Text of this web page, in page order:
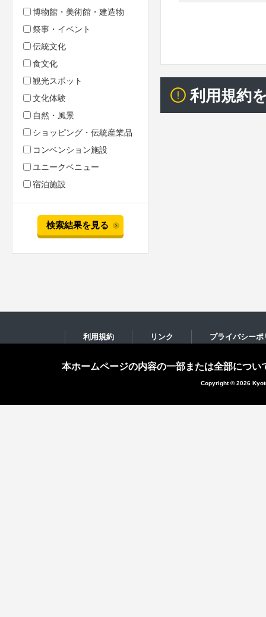
博物館・美術館・建造物
祭事・イベント
伝統文化
食文化
観光スポット
文化体験
自然・風景
ショッピング・伝統産業品
コンベンション施設
ユニークベニュー
宿泊施設
検索結果を見る
利用規約
利用規約 リンク プライバシーポ
本ホームページの内容の一部または全部につ
Copyright © 2026